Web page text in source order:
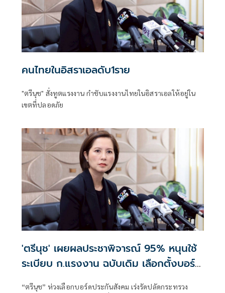
คนไทยในอิสราเอลดับ1ราย
"ตรีนุช" สั่งทูตแรงงาน กำชับแรงงานไทยในอิสราเอลให้อยู่ใน
เขตที่ปลอดภัย
'ตรีนุช' เผยผลประชาพิจารณ์ 95% หนุนใช้
ระเบียบ ก.แรงงาน ฉบับเดิม เลือกตั้งบอร์ด
ประกันสังคม
“ตรีนุช” ห่วงเลือกบอร์ดประกันสังคม เร่งรัดปลัดกระทรวง